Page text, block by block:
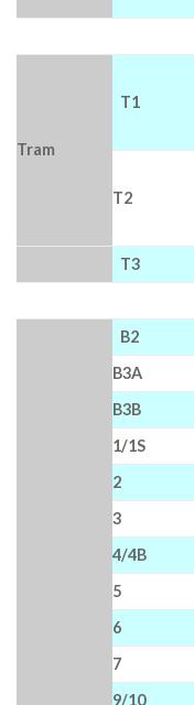
Tram
T1
T2
T3
B2
B3A
B3B
1/1S
2
3
4/4B
5
6
7
9/10